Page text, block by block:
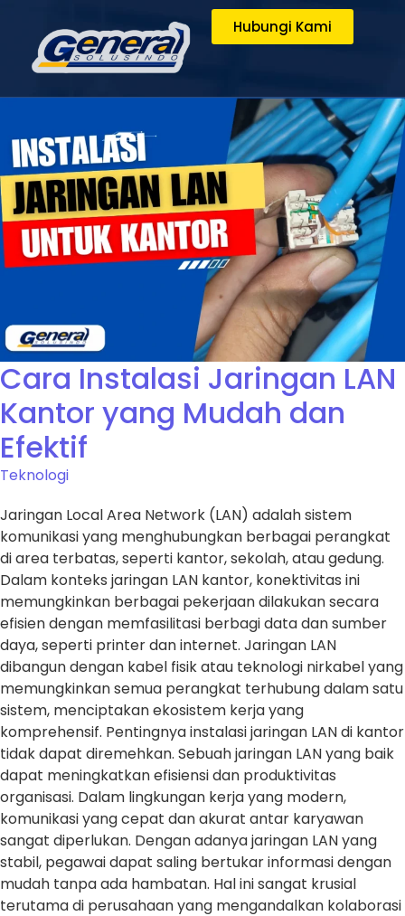
Hubungi Kami
Cara Instalasi Jaringan LAN
Kantor yang Mudah dan
Efektif
Teknologi
Jaringan Local Area Network (LAN) adalah sistem
komunikasi yang menghubungkan berbagai perangkat
di area terbatas, seperti kantor, sekolah, atau gedung.
Dalam konteks jaringan LAN kantor, konektivitas ini
memungkinkan berbagai pekerjaan dilakukan secara
efisien dengan memfasilitasi berbagi data dan sumber
daya, seperti printer dan internet. Jaringan LAN
dibangun dengan kabel fisik atau teknologi nirkabel yang
memungkinkan semua perangkat terhubung dalam satu
sistem, menciptakan ekosistem kerja yang
komprehensif. Pentingnya instalasi jaringan LAN di kantor
tidak dapat diremehkan. Sebuah jaringan LAN yang baik
dapat meningkatkan efisiensi dan produktivitas
organisasi. Dalam lingkungan kerja yang modern,
komunikasi yang cepat dan akurat antar karyawan
sangat diperlukan. Dengan adanya jaringan LAN yang
stabil, pegawai dapat saling bertukar informasi dengan
mudah tanpa ada hambatan. Hal ini sangat krusial
terutama di perusahaan yang mengandalkan kolaborasi